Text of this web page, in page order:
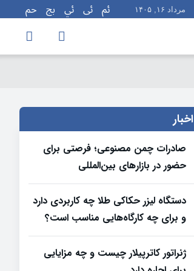
مرداد ۱۶, ۱۴۰۵
اخبار
صادرات چمن مصنوعی؛ فرصتی برای
حضور در بازارهای بین‌المللی
دستگاه لیزر حکاکی طلا چه کاربردی دارد
و برای چه کارگاه‌هایی مناسب است؟
ژنراتور کاترپیلار چیست و چه مزایایی